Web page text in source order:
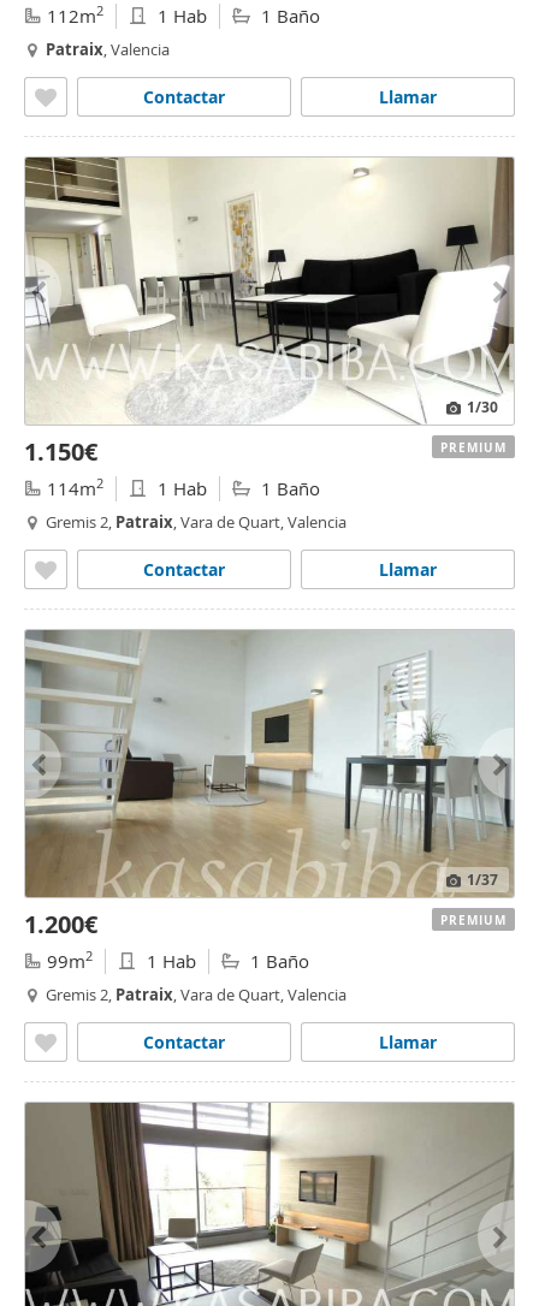
112m2 1 Hab 1 Baño
Patraix, Valencia
Llamar
Contactar
1/30
1.150€
114m2 1 Hab 1 Baño
Gremis 2, Patraix, Vara de Quart, Valencia
Llamar
Contactar
PREMIUM
1/37
1.200€
99m2 1 Hab 1 Baño
Gremis 2, Patraix, Vara de Quart, Valencia
Llamar
Contactar
PREMIUM